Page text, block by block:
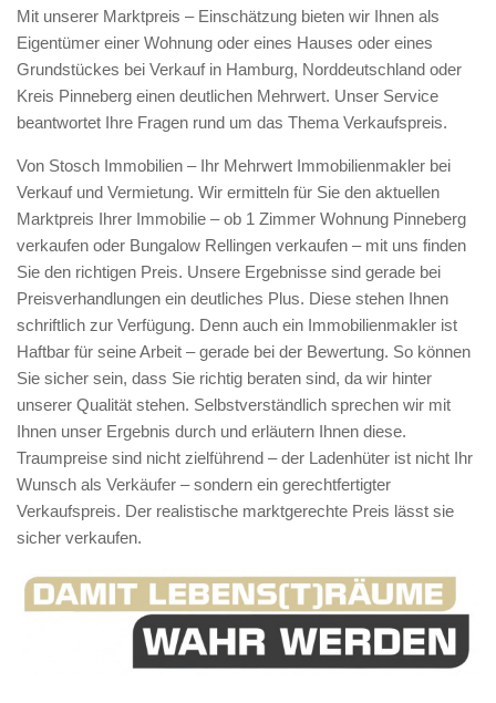
Mit unserer Marktpreis – Einschätzung bieten wir Ihnen als
Eigentümer einer Wohnung oder eines Hauses oder eines
Grundstückes bei Verkauf in Hamburg, Norddeutschland oder
Kreis Pinneberg einen deutlichen Mehrwert. Unser Service
beantwortet Ihre Fragen rund um das Thema Verkaufspreis.
Von Stosch Immobilien – Ihr Mehrwert Immobilienmakler bei
Verkauf und Vermietung. Wir ermitteln für Sie den aktuellen
Marktpreis Ihrer Immobilie – ob 1 Zimmer Wohnung Pinneberg
verkaufen oder Bungalow Rellingen verkaufen – mit uns finden
Sie den richtigen Preis. Unsere Ergebnisse sind gerade bei
Preisverhandlungen ein deutliches Plus. Diese stehen Ihnen
schriftlich zur Verfügung. Denn auch ein Immobilienmakler ist
Haftbar für seine Arbeit – gerade bei der Bewertung. So können
Sie sicher sein, dass Sie richtig beraten sind, da wir hinter
unserer Qualität stehen. Selbstverständlich sprechen wir mit
Ihnen unser Ergebnis durch und erläutern Ihnen diese.
Traumpreise sind nicht zielführend – der Ladenhüter ist nicht Ihr
Wunsch als Verkäufer – sondern ein gerechtfertigter
Verkaufspreis. Der realistische marktgerechte Preis lässt sie
sicher verkaufen.